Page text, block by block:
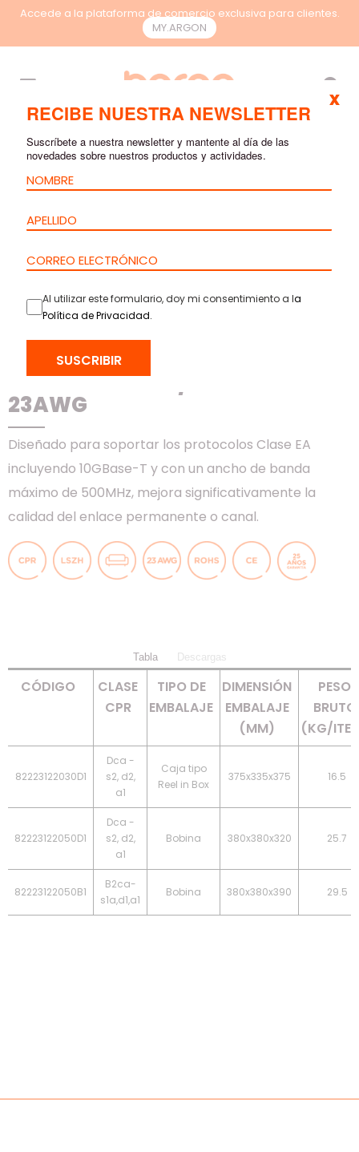
Accede a la plataforma de comercio exclusiva para clientes.
MY.ARGON
INICIO>PRODUCTOS>COBRE
LSZH – 23AWG
CABLE CAT.6A U/UTP – LSZH –
23AWG
Diseñado para soportar los protocolos Clase EA
incluyendo 10GBase-T y con un ancho de banda
máximo de 500MHz, mejora significativamente la
calidad del enlace permanente o canal.
Tabla Descargas
CÓDIGO
CLASE
CPR
TIPO DE
EMBALAJE
DIMENSIÓN
EMBALAJE
(MM)
PESO
BRUTO
(KG/
82223122030D1
Dca -
s2, d2,
a1
Caja tipo
Reel in Box
375x335x375 16.5
82223122050D1
Dca -
s2, d2,
a1
Bobina 380x380x320 25.7
82223122050B1
B2ca-
s1a,d1,a1
Bobina 380x380x390 29.5
RECIBE NUESTRA NEWSLETTER
Suscríbete a nuestra newsletter y mantente al día de las
novedades sobre nuestros productos y actividades.
Al utilizar este formulario, doy mi consentimiento a la
Política de Privacidad.
SUSCRIBIR
x